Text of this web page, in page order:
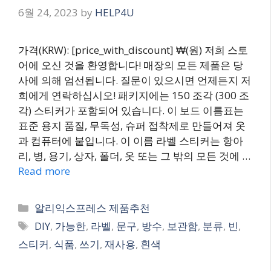
6월 24, 2023 by HELP4U
가격(KRW): [price_with_discount] ₩(원) 저희 스토
어에 오신 것을 환영합니다! 매장의 모든 제품은 당
사에 의해 엄선됩니다. 질문이 있으시면 언제든지 저
희에게 연락하십시오! 패키지에는 150 조각 (300 조
각) 스티커가 포함되어 있습니다. 이 보드 이름표는
표준 용지 품질, 무독성, 슈퍼 접착제로 만들어져 옷
과 컴퓨터에 붙입니다. 이 이름 라벨 스티커는 항아
리, 병, 용기, 상자, 폴더, 옷 또는 그 밖의 모든 것에 …
Read more
Categories
알리익스프레스 제품추천
Tags
DIY, 가능한, 라벨, 문구, 방수, 보관함, 분류, 빈,
스티커, 식품, 쓰기, 재사용, 흰색